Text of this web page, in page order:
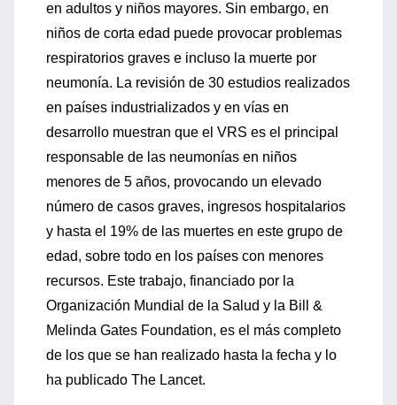
en adultos y niños mayores. Sin embargo, en
niños de corta edad puede provocar problemas
respiratorios graves e incluso la muerte por
neumonía. La revisión de 30 estudios realizados
en países industrializados y en vías en
desarrollo muestran que el VRS es el principal
responsable de las neumonías en niños
menores de 5 años, provocando un elevado
número de casos graves, ingresos hospitalarios
y hasta el 19% de las muertes en este grupo de
edad, sobre todo en los países con menores
recursos. Este trabajo, financiado por la
Organización Mundial de la Salud y la Bill &
Melinda Gates Foundation, es el más completo
de los que se han realizado hasta la fecha y lo
ha publicado The Lancet.